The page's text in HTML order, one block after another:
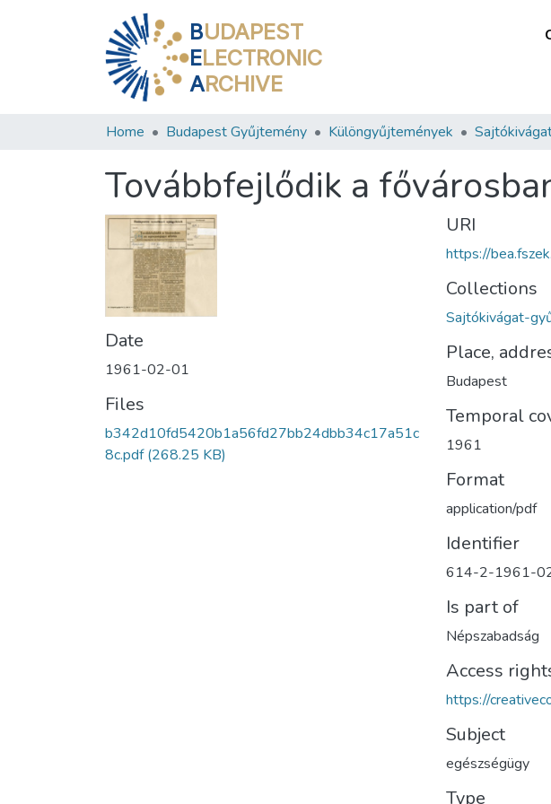
BUDAPEST
ELECTRONIC
ARCHIVE
Home Budapest Gyűjtemény Különgyűjtemények
Továbbfejlődik a
Date
1961-02-01
Files
b342d10fd5420b1a56fd27bb24dbb34c17a51c
8c.pdf(268.25 KB)
URI
https://
Collections
Sajtókivágat-
Place,
Budapest
Temporal
1961
Format
application/pdf
Identifier
614-2-1961-
Is part of
Népszabadság
Access
https://
Subject
egészségügy
Type